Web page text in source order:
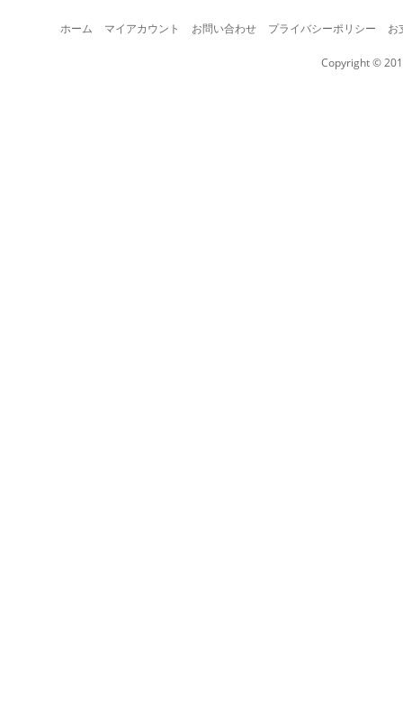
ホーム マイアカウント お問い合わせ プライバシーポリシー お
Copyright ©